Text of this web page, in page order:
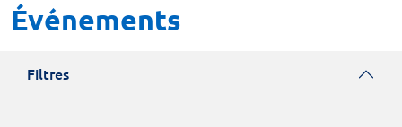
Événements
Filtres